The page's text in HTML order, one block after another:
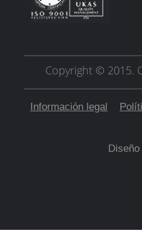
Copyright © 2015.
Información legal